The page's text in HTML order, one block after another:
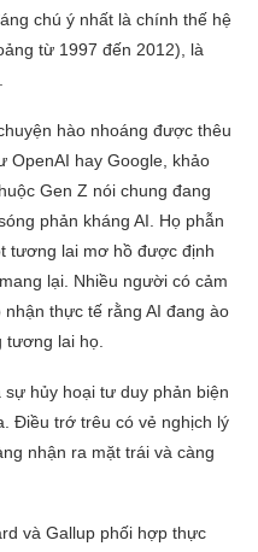
chú ý nhất là chính thế hệ
từ 1997 đến 2012), là
hào nhoáng được thêu
OpenAI hay Google, khảo
Gen Z nói chung đang
phản kháng AI. Họ phẫn
tương lai mơ hồ được định
lại. Nhiều người có cảm
thực tế rằng AI đang ào
tương lai họ.
hủy hoại tư duy phản biện
Điều trớ trêu có vẻ nghịch lý
nhận ra mặt trái và càng
và Gallup phối hợp thực